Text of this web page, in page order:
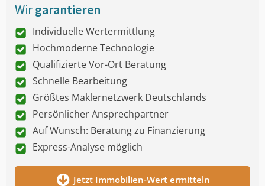
Wirgarantieren
Individuelle Wertermittlung
Hochmoderne Technologie
Qualifizierte Vor-Ort Beratung
Schnelle Bearbeitung
Größtes Maklernetzwerk Deutschlands
Persönlicher Ansprechpartner
Auf Wunsch: Beratung zu Finanzierung
Express-Analyse möglich
Jetzt Immobilien-Wert ermitteln